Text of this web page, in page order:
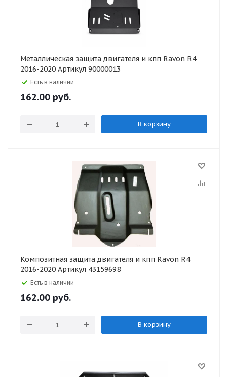
Металлическая защита двигателя и кпп Ravon R4
2016-2020 Артикул 90000013
Есть в наличии
162.00 руб.
В корзину
Композитная защита двигателя и кпп Ravon R4
2016-2020 Артикул 43159698
Есть в наличии
162.00 руб.
В корзину